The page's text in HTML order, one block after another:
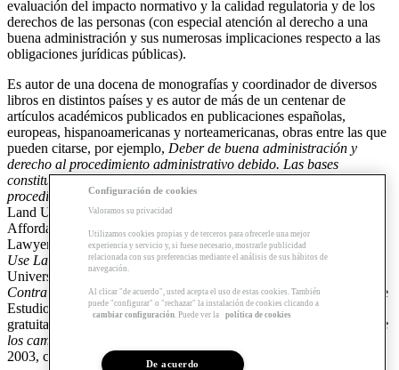
evaluación del impacto normativo y la calidad regulatoria y de los
derechos de las personas (con especial atención al derecho a una
buena administración y sus numerosas implicaciones respecto a las
obligaciones jurídicas públicas).
Es autor de una docena de monografías y coordinador de diversos
libros en distintos países y es autor de más de un centenar de
artículos académicos publicados en publicaciones españolas,
europeas, hispanoamericanas y norteamericanas, obras entre las que
pueden citarse, por ejemplo, Deber de buena administración y
derecho al procedimiento administrativo debido. Las bases
constitucionales del ejercicio de la discrecionalidad y del
procedimiento administrativo, Lex Nova, Valladolid, 2001, (Ed), “
Land Use Law, Liberalization, and Social Cohesion Through
Affordable Housing in Europe: The Spanish Case”, The Urban
Lawyer, 2004, Spring , volume 36, number 2, pp. 322-331,
Use Law, Housing and Social and Territorial Cohesión, RMLUI,
University of Denver, 2006 o
Contra los guetos urbanos: Derecho y Políticas públicas
, Centro de
Estudios Políticos y Constitucionales, 2006, Madrid (disponible
gratuitamente
). También ha escrito el libro
Régimen jurídico de
los caminos y derecho de acceso al medio natural
2003, cuya primera edición se halla agotada.
Configuración de cookies
Valoramos su privacidad
Utilizamos cookies propias y de terceros para ofrecerle una mejor
experiencia y servicio y, si fuese necesario, mostrarle publicidad
relacionada con sus preferencias mediante el análisis de sus hábitos de
navegación.
Al clicar "de acuerdo", usted acepta el uso de estas cookies. También
puede "configurar" o "rechazar" la instalación de cookies clicando a
cambiar configuración. Puede ver la política de cookies
De acuerdo